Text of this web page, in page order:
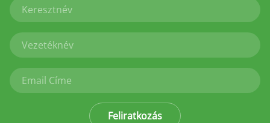
Feliratkozás